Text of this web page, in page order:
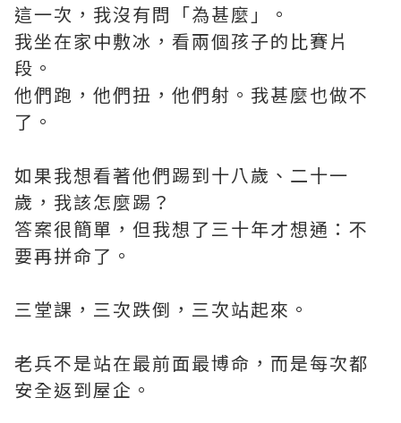
這一次，我沒有問「為甚麼」。
我坐在家中敷冰，看兩個孩子的比賽片
段。
他們跑，他們扭，他們射。我甚麼也做不
了。
如果我想看著他們踢到十八歲、二十一
歲，我該怎麼踢？
答案很簡單，但我想了三十年才想通：不
要再拼命了。
三堂課，三次跌倒，三次站起來。
老兵不是站在最前面最博命，而是每次都
安全返到屋企。